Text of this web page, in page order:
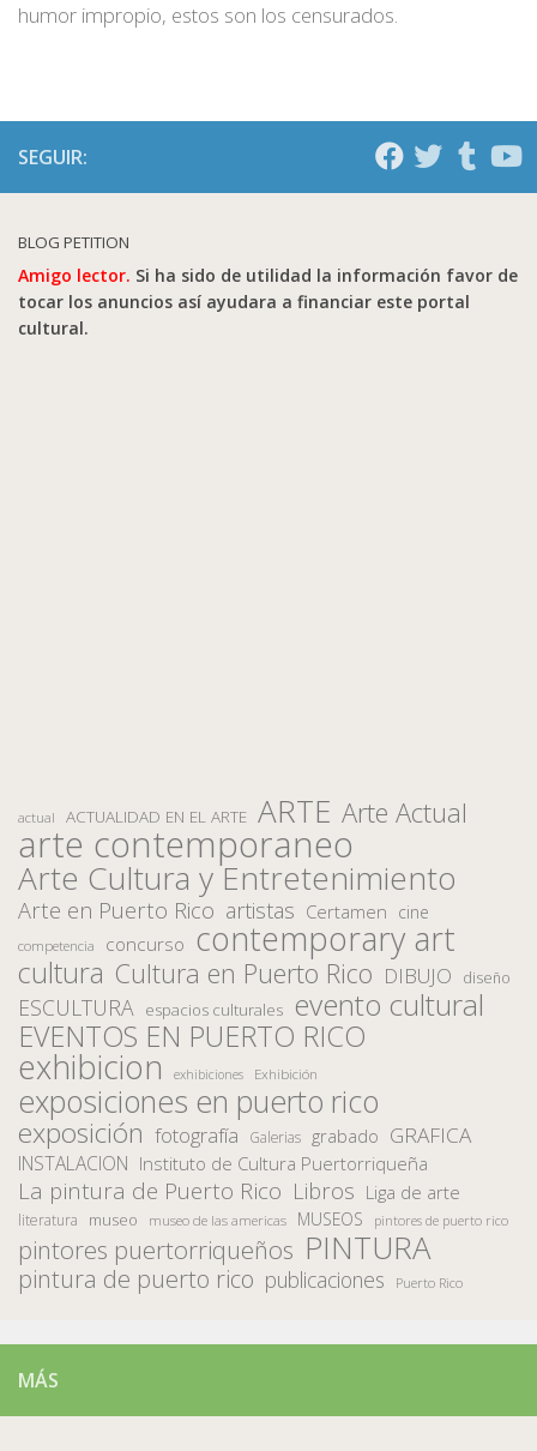
humor impropio, estos son los censurados.
SEGUIR:
BLOG PETITION
Amigo lector. Si ha sido de utilidad la información favor de
tocar los anuncios así ayudara a financiar este portal
cultural.
actual ACTUALIDAD EN EL ARTE ARTE Arte Actual
arte contemporaneo
Arte Cultura y Entretenimiento
Arte en Puerto Rico artistas Certamen cine
competencia concurso contemporary art
cultura Cultura en Puerto Rico DIBUJO diseño
ESCULTURA espacios culturales evento cultural
EVENTOS EN PUERTO RICO
exhibicion exhibiciones Exhibición
exposiciones en puerto rico
exposición fotografía Galerias grabado GRAFICA
INSTALACION Instituto de Cultura Puertorriqueña
La pintura de Puerto Rico Libros Liga de arte
literatura museo museo de las americas MUSEOS pintores de puerto rico
pintores puertorriqueños PINTURA
pintura de puerto rico publicaciones Puerto Rico
MÁS